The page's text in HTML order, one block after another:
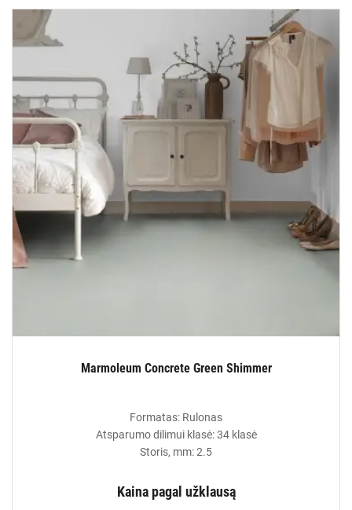
Marmoleum Concrete Green Shimmer
Formatas: Rulonas
Atsparumo dilimui klasė: 34 klasė
Storis, mm: 2.5
Kaina pagal užklausą